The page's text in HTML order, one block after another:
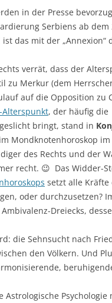
in der Presse
Serbiens ab
das mit der
verrät, dass der
zu Merkur (dem
auf die Opposition zu
Alterspunkt, der häufig die
bringt, stand in
Mondknotenhoroskop im
des Rechts und der
recht. 😉 Das Widder-
setzt alle Kräfte
oder durchzusetzen?
Dreiecks,
die Sehnsucht nach
den Völkern. Und
Astrologische